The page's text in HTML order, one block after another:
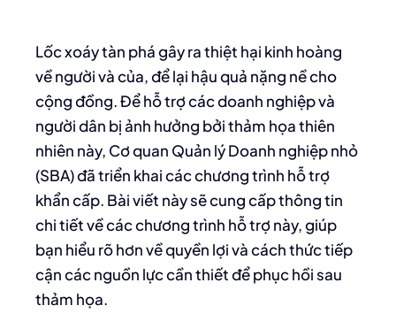
Lốc xoáy tàn phá gây ra thiệt hại kinh hoàng
về người và của, để lại hậu quả nặng nề cho
cộng đồng. Để hỗ trợ các doanh nghiệp và
người dân bị ảnh hưởng bởi thảm họa thiên
nhiên này, Cơ quan Quản lý Doanh nghiệp nhỏ
(SBA) đã triển khai các chương trình hỗ trợ
khẩn cấp. Bài viết này sẽ cung cấp thông tin
chi tiết về các chương trình hỗ trợ này, giúp
bạn hiểu rõ hơn về quyền lợi và cách thức tiếp
cận các nguồn lực cần thiết để phục hồi sau
thảm họa.